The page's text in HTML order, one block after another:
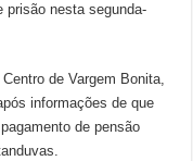
prisão nesta segunda-
de Vargem Bonita,
informações de que
de pensão